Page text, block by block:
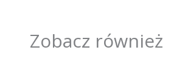
Zobacz również